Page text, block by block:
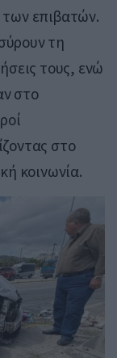
των επιβατών.
τη
τους, ενώ
στο
στο
κοινωνία.